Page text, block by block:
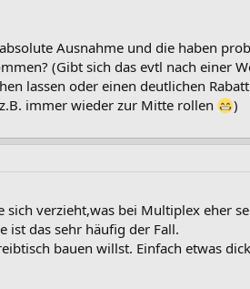
Ausnahme und die haben
(Gibt sich das evtl nach einer
lassen oder einen deutlichen
immer wieder zur Mitte rollen
)
sich verzieht,was bei Multiplex eher
ist das sehr häufig der Fall.
bauen willst. Einfach etwas